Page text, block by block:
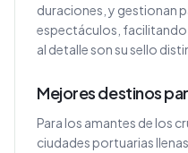
duraciones, y gestionan
espectáculos, facilitando
al detalle son su sello
Mejores destinos
Para los amantes de los
ciudades portuarias